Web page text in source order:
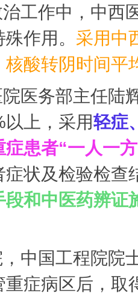
工作中，中西
作用。 采用中
核酸转阴时间平
医务部主任陆
上，采用轻症
症患者“一人一
状及检验检查
段和中医药辨证
中国工程院院
重症病区后，取